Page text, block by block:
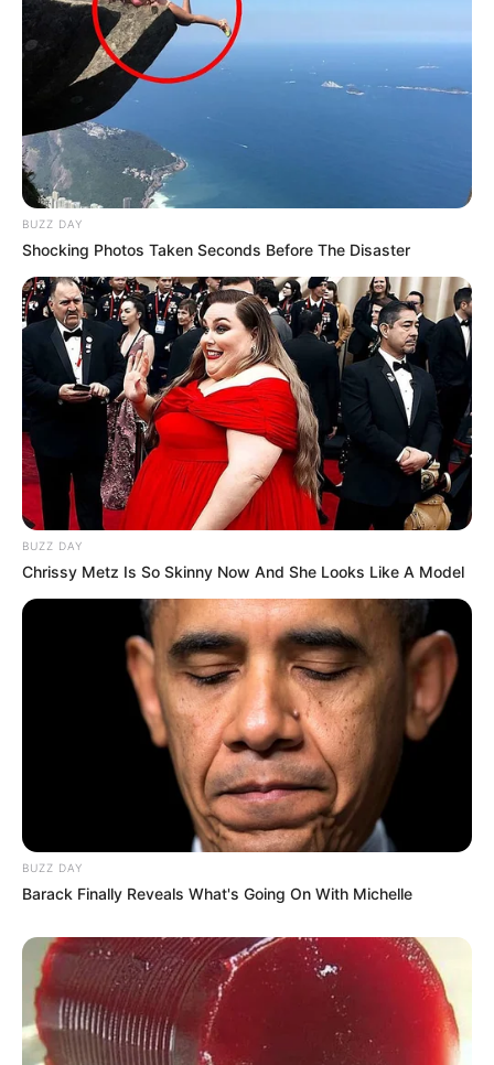
BUZZ DAY
Shocking Photos Taken Seconds Before The Disaster
BUZZ DAY
Chrissy Metz Is So Skinny Now And She Looks Like A Model
BUZZ DAY
Barack Finally Reveals What's Going On With Michelle